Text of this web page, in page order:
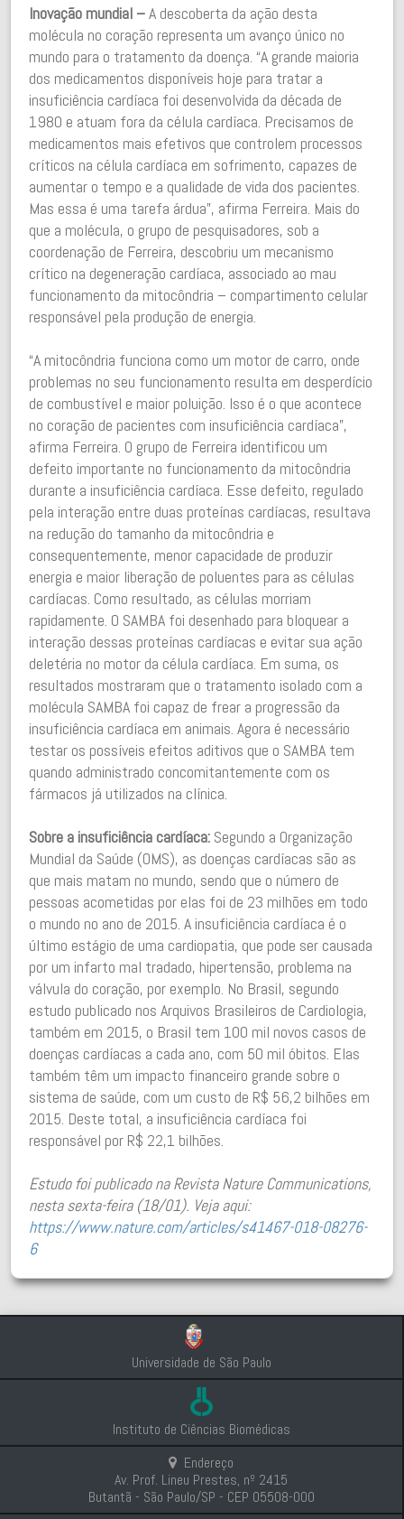
Inovação mundial –A descoberta da ação desta
molécula no coração representa um avanço único no
mundo para o tratamento da doença. “A grande maioria
dos medicamentos disponíveis hoje para tratar a
insuficiência cardíaca foi desenvolvida da década de
1980 e atuam fora da célula cardíaca. Precisamos de
medicamentos mais efetivos que controlem processos
críticos na célula cardíaca em sofrimento, capazes de
aumentar o tempo e a qualidade de vida dos pacientes.
Mas essa é uma tarefa árdua”, afirma Ferreira. Mais do
que a molécula, o grupo de pesquisadores, sob a
coordenação de Ferreira, descobriu um mecanismo
crítico na degeneração cardíaca, associado ao mau
funcionamento da mitocôndria – compartimento celular
responsável pela produção de energia.
“A mitocôndria funciona como um motor de carro, onde
problemas no seu funcionamento resulta em desperdício
de combustível e maior poluição. Isso é o que acontece
no coração de pacientes com insuficiência cardíaca”,
afirma Ferreira. O grupo de Ferreira identificou um
defeito importante no funcionamento da mitocôndria
durante a insuficiência cardíaca. Esse defeito, regulado
pela interação entre duas proteínas cardíacas, resultava
na redução do tamanho da mitocôndria e
consequentemente, menor capacidade de produzir
energia e maior liberação de poluentes para as células
cardíacas. Como resultado, as células morriam
rapidamente. O SAMBA foi desenhado para bloquear a
interação dessas proteínas cardíacas e evitar sua ação
deletéria no motor da célula cardíaca. Em suma, os
resultados mostraram que o tratamento isolado com a
molécula SAMBA foi capaz de frear a progressão da
insuficiência cardíaca em animais. Agora é necessário
testar os possíveis efeitos aditivos que o SAMBA tem
quando administrado concomitantemente com os
fármacos já utilizados na clínica.
Sobre a insuficiência cardíaca: Segundo a Organização
Mundial da Saúde (OMS), as doenças cardíacas são as
que mais matam no mundo, sendo que o número de
pessoas acometidas por elas foi de 23 milhões em todo
o mundo no ano de 2015. A insuficiência cardíaca é o
último estágio de uma cardiopatia, que pode ser causada
por um infarto mal tradado, hipertensão, problema na
válvula do coração, por exemplo. No Brasil, segundo
estudo publicado nos Arquivos Brasileiros de Cardiologia,
também em 2015, o Brasil tem 100 mil novos casos de
doenças cardíacas a cada ano, com 50 mil óbitos. Elas
também têm um impacto financeiro grande sobre o
sistema de saúde, com um custo de R$ 56,2 bilhões em
2015. Deste total, a insuficiência cardíaca foi
responsável por R$ 22,1 bilhões.
Estudo foi publicado na Revista Nature Communications,
nesta sexta-feira (18/01). Veja aqui:
https://www.nature.com/articles/s41467-018-08276-
6
Universidade de São Paulo
Instituto de Ciências Biomédicas
Endereço
Av. Prof. Lineu Prestes, nº 2415
Butantã - São Paulo/SP - CEP 05508-000